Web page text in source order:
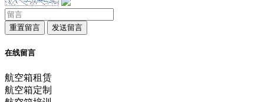
重置留言 发送留言
在线留言
航空箱租赁
航空箱定制